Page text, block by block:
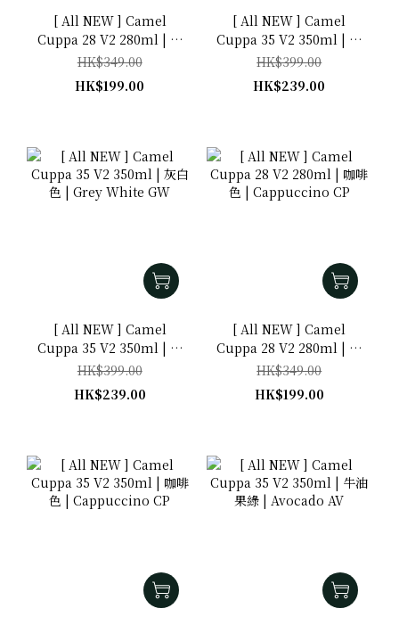
[ All NEW ] Camel
Cuppa 28 V2 280ml | 薰
衣草紫 | Lavender LV
HK$349.00
HK$199.00
[ All NEW ] Camel
Cuppa 35 V2 350ml | 薰
衣草紫 | Lavender LV
HK$399.00
HK$239.00
[ All NEW ] Camel
Cuppa 35 V2 350ml | 灰
白色 | Grey White GW
HK$399.00
HK$239.00
[ All NEW ] Camel
Cuppa 28 V2 280ml | 咖
啡色 | Cappuccino CP
HK$349.00
HK$199.00